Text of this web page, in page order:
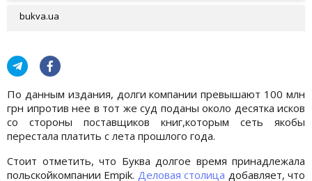
bukva.ua
По данным издания, долги компании превышают 100 млн
грн ипротив нее в тот же суд поданы около десятка исков
со стороны поставщиков книг,которым сеть якобы
перестала платить с лета прошлого года.
Стоит отметить, что Буква долгое время принадлежала
польскойкомпании Empik. Деловая столица добавляет, что